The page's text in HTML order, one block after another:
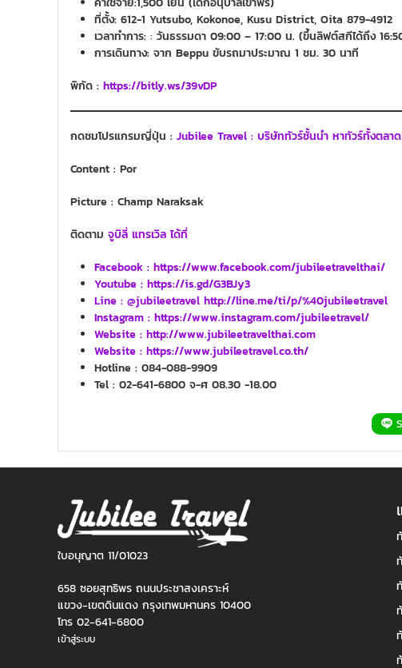
ที่ตั้ง: 612-1 Yutsubo, Kokonoe, Kusu District, Oita 879-4912
เวลาทำการ: : วันธรรมดา 09:00 – 17:00 น. (ขึ้นลิฟต์สกีได้ถึง
การเดินทาง: จาก Beppu ขับรถมาประมาณ 1 ชม. 30 นาที
พิกัด : https://bitly.ws/39vDP
กดชมโปรแกรมญี่ปุ่น : Jubilee Travel : บริษัททัวร์ชั้นนำ หาทัวร์ทั้งตลา
Content : Por
Picture : Champ Naraksak
ติดตาม จูบิลี่ แทรเวิล ได้ที่
Facebook : https://www.facebook.com/jubileetravelthai/
Youtube : https://is.gd/G3BJy3
Line : @jubileetravel http://line.me/ti/p/%40jubileetravel
Instagram : https://www.instagram.com/jubileetravel/
Website : http://www.jubileetravelthai.com
Website : https://www.jubileetravel.co.th/
Hotline : 084-088-9909
Tel : 02-641-6800 จ-ศ 08.30 -18.00
ใบอนุญาต 11/01023
658 ซอยสุทธิพร ถนนประชาสงเคราะห์
แขวง-เขตดินแดง กรุงเทพมหานคร 10400
โทร 02-641-6800
เข้าสู่ระบบ